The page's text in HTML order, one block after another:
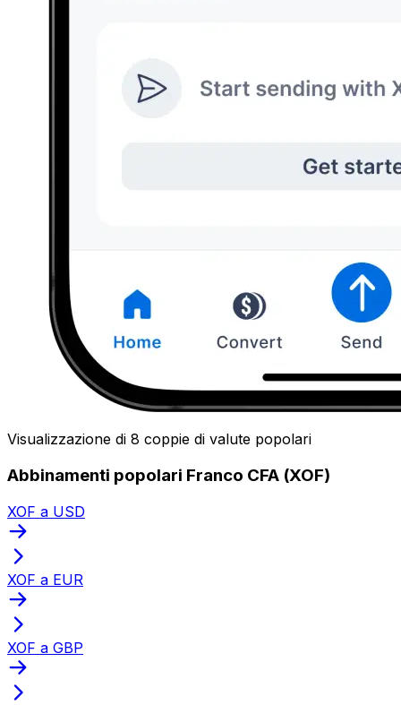
Visualizzazione di 8 coppie di valute popolari
Abbinamenti popolari Franco CFA (XOF)
XOF a USD
XOF a EUR
XOF a GBP